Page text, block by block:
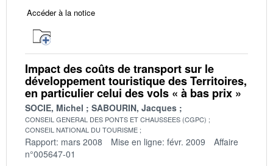
Accéder à la notice
Impact des coûts de transport sur le
développement touristique des Territoires,
en particulier celui des vols « à bas prix »
SOCIE, Michel SABOURIN, Jacques
CONSEIL GENERAL DES PONTS ET CHAUSSEES (CGPC)
CONSEIL NATIONAL DU TOURISME
Rapport: mars 2008 Mise en ligne: févr. 2009
Affaire
n°005647-01